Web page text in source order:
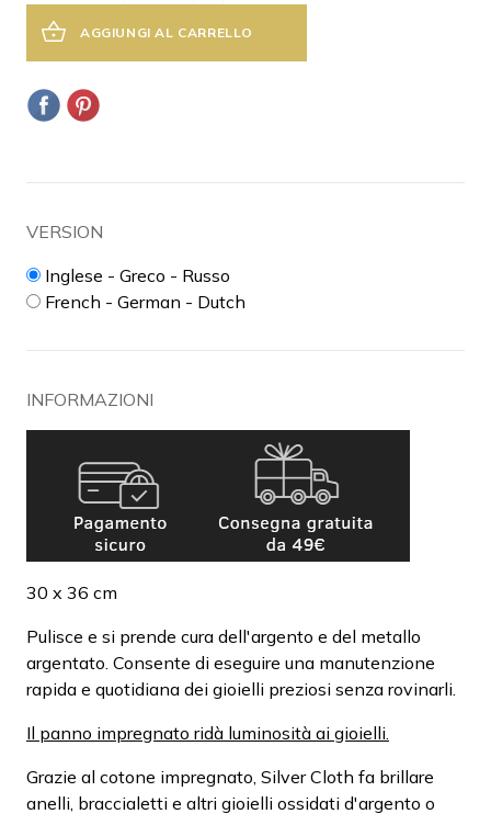
AGGIUNGI AL CARRELLO
VERSION
Inglese - Greco - Russo
French - German - Dutch
INFORMAZIONI
30 x 36 cm
Pulisce e si prende cura dell'argento e del metallo
argentato. Consente di eseguire una manutenzione
rapida e quotidiana dei gioielli preziosi senza rovinarli.
Il panno impregnato ridà luminosità ai gioielli.
Grazie al cotone impregnato, Silver Cloth fa brillare
anelli, braccialetti e altri gioielli ossidati d'argento o